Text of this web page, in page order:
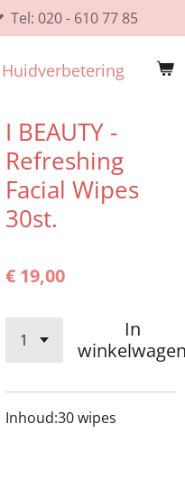
Tel: 020 - 610 77 85
I BEAUTY -
Refreshing
Facial Wipes
30st.
€ 19,00
In
Inhoud:30 wipes